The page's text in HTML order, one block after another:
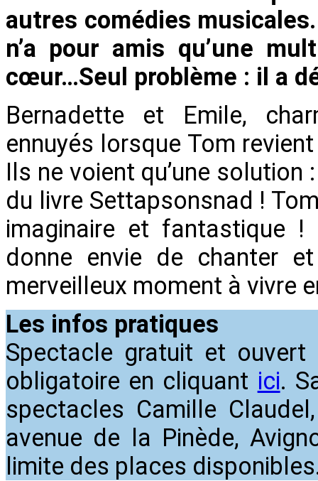
autres comédies
n’a pour amis qu’une
cœur…Seul problème : il a
Bernadette et Emile,
ennuyés lorsque Tom
Ils ne voient qu’une
du livre Settapsonsnad !
imaginaire et fantastique !
donne envie de chanter
merveilleux moment à vivre
Les infos pratiques
Spectacle gratuit et
obligatoire en cliquant ici.
spectacles Camille
avenue de la Pinède,
limite des places